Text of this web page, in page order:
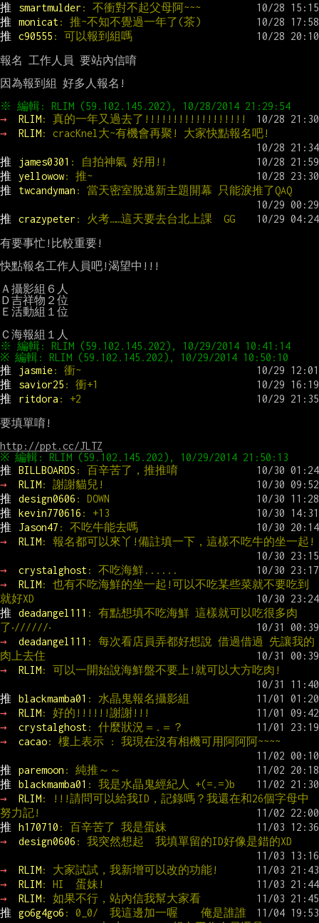
推
smartmulder : 不衝對不起父母阿~~~
推
monicat: 推~不知不覺過一年了(茶)
推
c90555 : 可以報到組嗎
報名 工作人員 要站內信唷
因為報到組 好多人報名!
→
RLIM: 真的一年又過去了!!!!!!!!!!!!!!!!!!
→
RLIM: cracKnel大~有機會再聚! 大家快點報名吧!
推 james0301 : 自拍神氣 好用!!
推
yellowow: 推~
推
twcandyman : 當天密室脫逃新主題開幕 只能淚推了QAQ
推 crazypeter : 火考……這天要去台北上課  GG
有要事忙!比較重要!
快點報名工作人員吧!渴望中!!!
Ａ攝影組６人
Ｄ吉祥物２位
Ｅ活動組１位
推
jasmie: 衝~
推
savior25 : 衝+1
推
ritdora : +2
要填單唷!
http://ppt.cc/JLTZ
推
BILLBOARDS : 百辛苦了，推推唷
→
RLIM: 謝謝貓兒!
推
design0606 : DOWN
推
kevin770616 : +13
推
Jason47 : 不吃牛能去嗎
→
RLIM: 報名都可以來丫!備註填一下，這樣不吃牛的坐一起!
→ crystalghost: 不吃海鮮......
→
RLIM: 也有不吃海鮮的坐一起!可以不吃某些菜就不要吃到
就好XD
推
deadangel111 : 有點想填不吃海鮮 這樣就可以吃很多肉
了‧//////‧
→
deadangel111 : 每次看店員弄都好想說 借過借過 先讓我的
肉上去住
→
RLIM: 可以一開始說海鮮盤不要上!就可以大方吃肉!
推 blackmamba01 : 水晶鬼報名攝影組
→
RLIM: 好的!!!!!!謝謝!!!
→
crystalghost: 什麼狀況＝.＝？
→
cacao: 樓上表示 : 我現在沒有相機可用阿阿阿~~~~
推 paremoon : 純推～～
推
blackmamba01 : 我是水晶鬼經紀人 +(=.=)b
→
RLIM: !!!請問可以給我ID，記錄嗎？我還在和26個字母中
努力記!
推
h170710 : 百辛苦了 我是蛋妹
→
design0606 : 我突然想起  我填單留的ID好像是錯的XD
→ RLIM: 大家試試，我新增可以改的功能!
→
RLIM: HI  蛋妹!
→
RLIM: 如果不行，站內信我幫大家看
推
go6g4go6 : 0_0/  我這邊加一喔    俺是誰誰